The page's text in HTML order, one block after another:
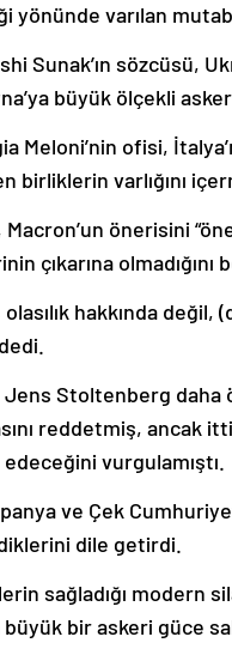
yönünde varılan
Sunak’ın sözcüsü,
büyük ölçekli
Meloni’nin ofisi,
birliklerin varlığını
Macron’un önerisini
çıkarına olmadığını
hakkında değil,
Jens Stoltenberg
reddetmiş, ancak
vurgulamıştı.
ve Çek
dile getirdi.
sağladığı modern
büyük bir askeri güce